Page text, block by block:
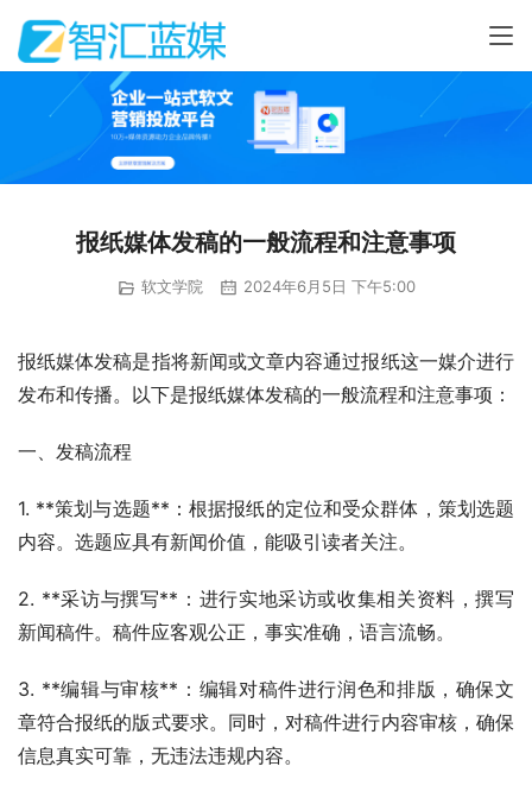
报纸媒体发稿的一般流程和注意事项
软文学院 2024年6月5日 下午5:00
报纸媒体发稿是指将新闻或文章内容通过报纸这一媒介进行
发布和传播。以下是报纸媒体发稿的一般流程和注意事项：
一、发稿流程
1. **策划与选题**：根据报纸的定位和受众群体，策划选题
内容。选题应具有新闻价值，能吸引读者关注。
2. **采访与撰写**：进行实地采访或收集相关资料，撰写
新闻稿件。稿件应客观公正，事实准确，语言流畅。
3. **编辑与审核**：编辑对稿件进行润色和排版，确保文
章符合报纸的版式要求。同时，对稿件进行内容审核，确保
信息真实可靠，无违法违规内容。